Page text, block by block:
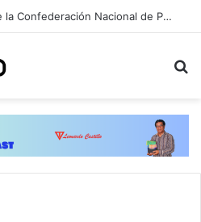
Juramentan directiva de la Confederación Nacional de Periodistas del Ecuador, Capítulo NY